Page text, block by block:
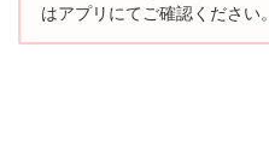
はアプリにてご確認ください。